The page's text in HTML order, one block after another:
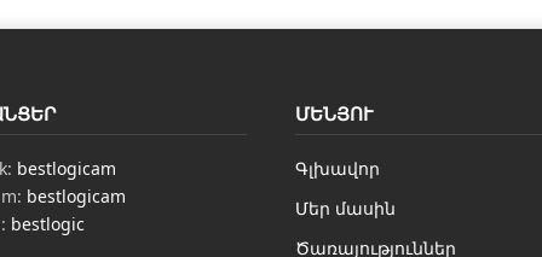
bestlogicam
bestlogicam
bestlogic
ՄԵՆՅՈՒ
Գլխավոր
Մեր մասին
Ծառայություններ